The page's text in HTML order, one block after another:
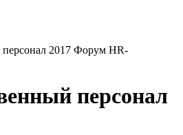
2017 Форум HR-
персонал